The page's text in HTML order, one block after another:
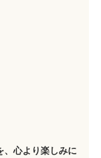
、心より楽しみに